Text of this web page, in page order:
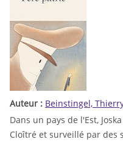
Auteur : Beinstingel,
Dans un pays de l'Est,
Cloîtré et surveillé par des